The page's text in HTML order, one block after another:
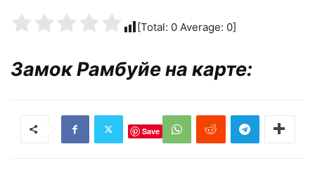
[Total: 0 Average: 0]
Замок Рамбуйе на карте:
Save